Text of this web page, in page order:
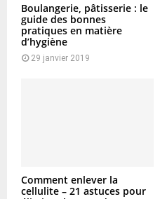
Boulangerie, pâtisserie : le
guide des bonnes
pratiques en matière
d’hygiène
29 janvier 2019
Comment enlever la
cellulite – 21 astuces pour